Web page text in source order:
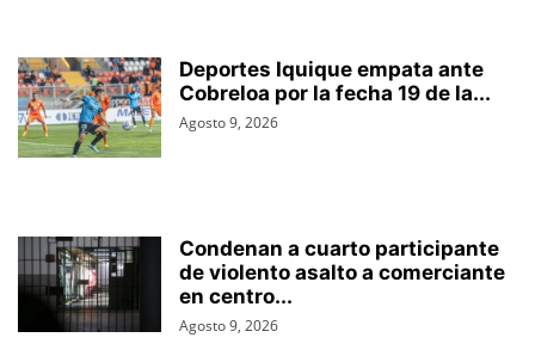
Deportes Iquique empata ante
Cobreloa por la fecha 19 de la...
Agosto 9, 2026
Condenan a cuarto participante
de violento asalto a comerciante
en centro...
Agosto 9, 2026